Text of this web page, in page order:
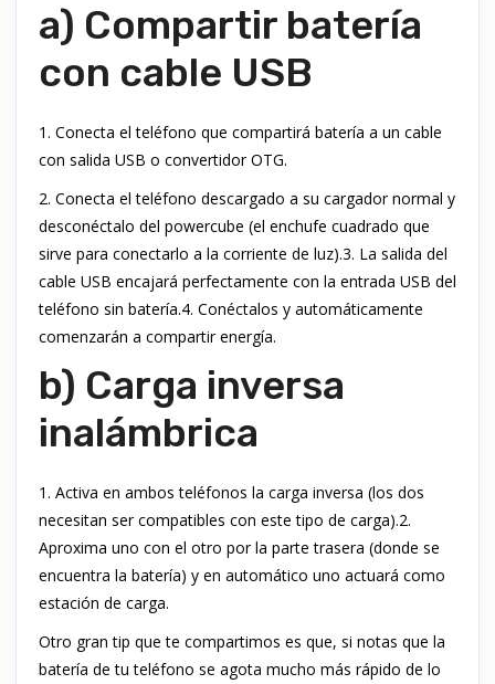
a) Compartir batería
con cable USB
1. Conecta el teléfono que compartirá batería a un cable
con salida USB o convertidor OTG.
2. Conecta el teléfono descargado a su cargador normal y
desconéctalo del powercube (el enchufe cuadrado que
sirve para conectarlo a la corriente de luz).3. La salida del
cable USB encajará perfectamente con la entrada USB del
teléfono sin batería.4. Conéctalos y automáticamente
comenzarán a compartir energía.
b) Carga inversa
inalámbrica
1. Activa en ambos teléfonos la carga inversa (los dos
necesitan ser compatibles con este tipo de carga).2.
Aproxima uno con el otro por la parte trasera (donde se
encuentra la batería) y en automático uno actuará como
estación de carga.
Otro gran tip que te compartimos es que, si notas que la
batería de tu teléfono se agota mucho más rápido de lo